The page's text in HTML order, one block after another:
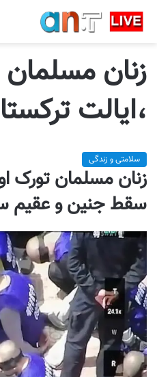
زنان مسلمان
،ایالت
سلامتی و زندگی
زنان مسلمان تورک
سقط جنین و عقیم